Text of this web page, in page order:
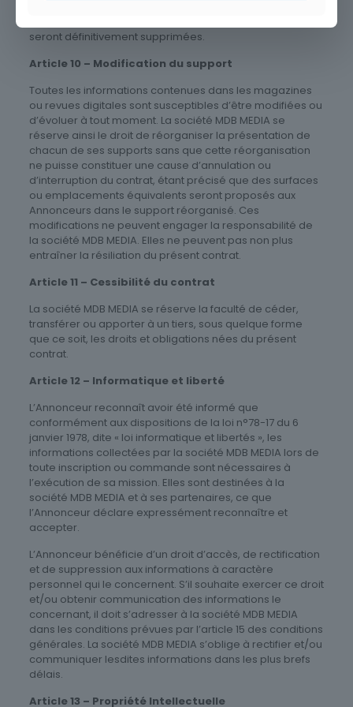
seront définitivement supprimées.
Article 10 – Modification du support
Toutes les informations contenues dans les magazines
ou revues digitales sont susceptibles d’être modifiées ou
d’évoluer à tout moment. La société MDB MEDIA se
réserve ainsi le droit de réorganiser la présentation de
chacun de ses supports sans que cette réorganisation
ne puisse constituer une cause d’annulation ou
d’interruption du contrat, étant précisé que des surfaces
ou emplacements équivalents seront proposés aux
Annonceurs dans le support réorganisé. Ces
modifications ne peuvent engager la responsabilité de
la société MDB MEDIA. Elles ne peuvent pas non plus
entraîner la résiliation du présent contrat.
Article 11 – Cessibilité du contrat
La société MDB MEDIA se réserve la faculté de céder,
transférer ou apporter à un tiers, sous quelque forme
que ce soit, les droits et obligations nées du présent
contrat.
Article 12 – Informatique et liberté
L’Annonceur reconnaît avoir été informé que
conformément aux dispositions de la loi n°78-17 du 6
janvier 1978, dite « loi informatique et libertés », les
informations collectées par la société MDB MEDIA lors de
toute inscription ou commande sont nécessaires à
l’exécution de sa mission. Elles sont destinées à la
société MDB MEDIA et à ses partenaires, ce que
l’Annonceur déclare expressément reconnaître et
accepter.
L’Annonceur bénéficie d’un droit d’accès, de rectification
et de suppression aux informations à caractère
personnel qui le concernent. S’il souhaite exercer ce droit
et/ou obtenir communication des informations le
concernant, il doit s’adresser à la société MDB MEDIA
dans les conditions prévues par l’article 15 des conditions
générales. La société MDB MEDIA s’oblige à rectifier et/ou
communiquer lesdites informations dans les plus brefs
délais.
Article 13 – Propriété Intellectuelle